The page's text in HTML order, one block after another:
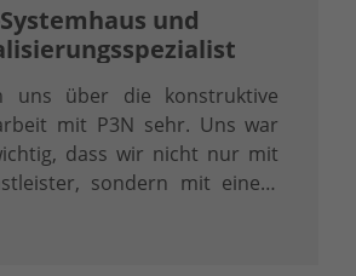
und
uns über die konstruktive
mit P3N sehr. Uns war
dass wir nicht nur mit
sondern mit einem